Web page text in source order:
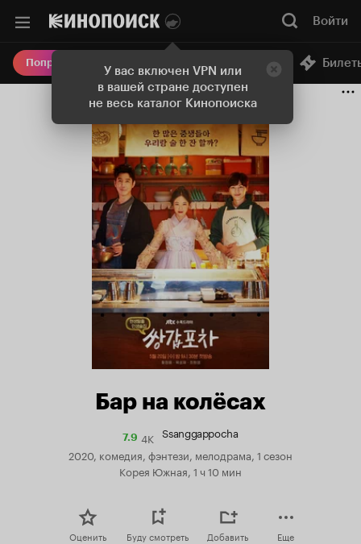
У вас включен VPN или
в вашей стране доступен
не весь каталог Кинопоиска
Войти
Попробовать Плюс Онлайн-кинотеатр
Бар на колёсах
7.9Рейтинг
Кинопоиска
7.9
4K Ssanggappocha
2020, комедия, фэнтези, мелодрама, 1 сезон
Корея Южная, 1 ч 10 мин
Оценить Буду смотреть Добавить Еще